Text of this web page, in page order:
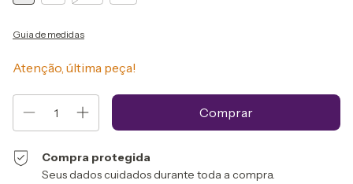
Guia de medidas
Atenção, última peça!
Compra protegida
Seus dados cuidados durante toda a compra.